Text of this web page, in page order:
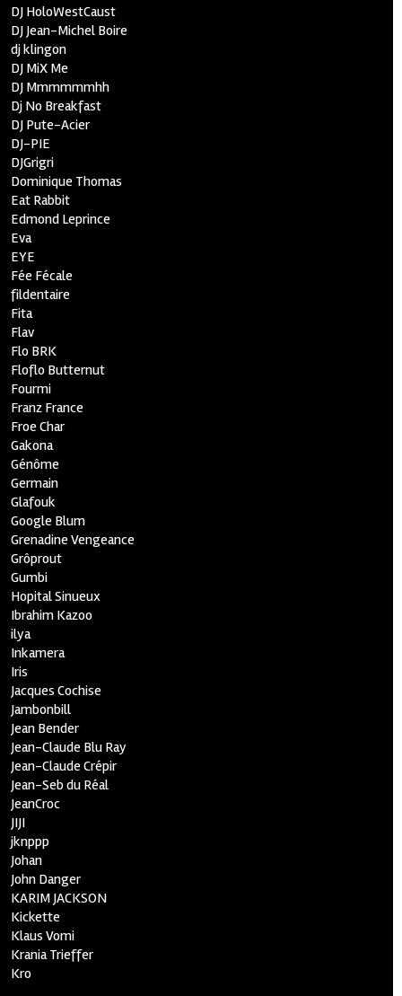
DJ HoloWestCaust
DJ Jean-Michel Boire
dj klingon
DJ MiX Me
DJ Mmmmmmhh
Dj No Breakfast
DJ Pute-Acier
DJ-PIE
DJGrigri
Dominique Thomas
Eat Rabbit
Edmond Leprince
Eva
EYE
Fée Fécale
fildentaire
Fita
Flav
Flo BRK
Floflo Butternut
Fourmi
Franz France
Froe Char
Gakona
Génôme
Germain
Glafouk
Google Blum
Grenadine Vengeance
Grôprout
Gumbi
Hopital Sinueux
Ibrahim Kazoo
ilya
Inkamera
Iris
Jacques Cochise
Jambonbill
Jean Bender
Jean-Claude Blu Ray
Jean-Claude Crépir
Jean-Seb du Réal
JeanCroc
JIJI
jknppp
Johan
John Danger
KARIM JACKSON
Kickette
Klaus Vomi
Krania Trieffer
Kro